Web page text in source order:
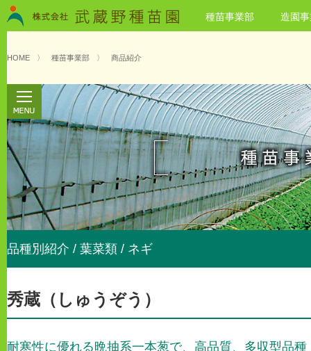
種苗事業部 造園
HOME 〉 種苗事業部 〉 商品紹介
品種別紹介 / 葉菜類 / ネギ
秀蔵（しゅうぞう）
耐寒性に優れる晩抽系一本葱で、高品質、多収型品種